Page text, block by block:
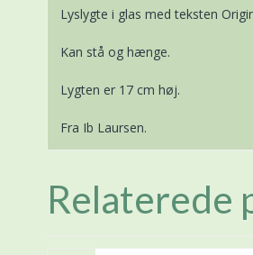
Lyslygte i glas med teksten
Kan stå og hænge.
Lygten er 17 cm høj.
Fra Ib Laursen.
Relaterede